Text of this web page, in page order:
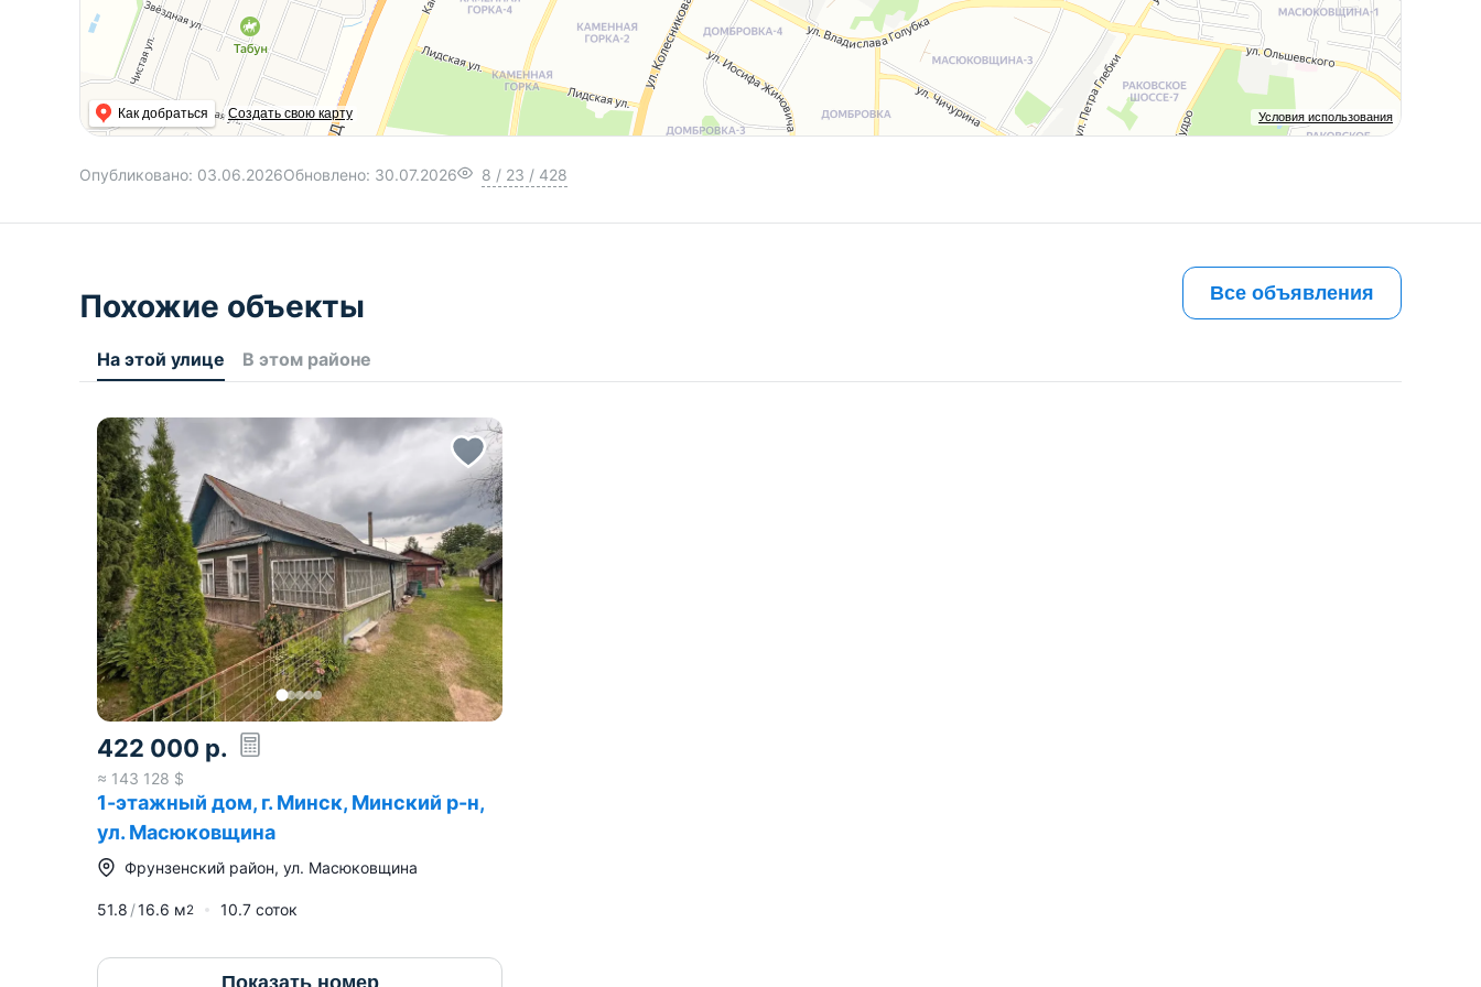
Условия использования
Как добраться Создать свою карту
Опубликовано: 03.06.2026Обновлено: 30.07.2026 8 / 23 / 428
Похожие объекты Все объявления
На этой улице В этом районе
422 000 р.
≈ 143 128 $
1-этажный дом, г. Минск, Минский р-н,
ул. Масюковщина
Фрунзенский район, ул. Масюковщина
51.8 16.6 м2 10.7 соток